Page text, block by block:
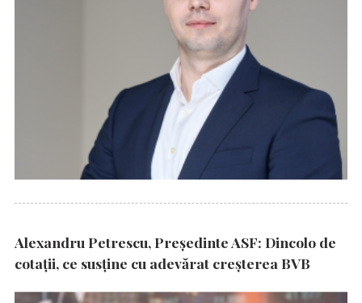
Alexandru Petrescu, Președinte ASF: Dincolo de
cotații, ce susține cu adevărat creșterea BVB